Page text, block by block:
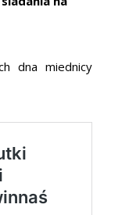
dna miednicy